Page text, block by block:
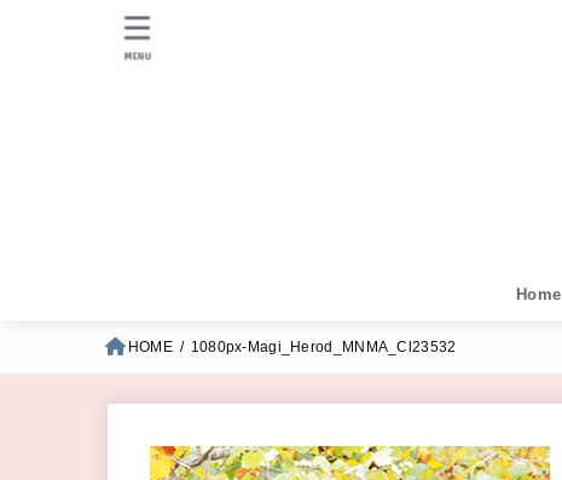
Home
MENU
HOME 1080px-Magi_Herod_MNMA_Cl23532